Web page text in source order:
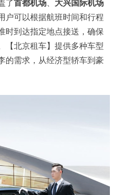
了首都机场
大兴国际机场
户可以根据航班时间和行程
时到达指定地点接送，确保
【北京租车】提供多种车型
的需求，从经济型轿车到豪